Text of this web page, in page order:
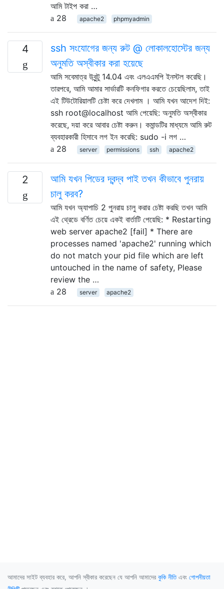
আমি টাইপ করা …
28
apache2 phpmyadmin
4
ssh সংযোগের জন্য রুট @ লোকালহোস্টের জন্য
অনুমতি অস্বীকার করা হয়েছে
আমি সবেমাত্র উবুন্টু 14.04 এবং এলএএমপি ইনস্টল করেছি।
তারপরে, আমি আমার সার্ভারটি কনফিগার করতে চেয়েছিলাম, তাই
এই টিউটোরিয়ালটি চেষ্টা করে দেখলাম । আমি যখন আদেশ দিই:
ssh root@localhost আমি পেয়েছি: অনুমতি অস্বীকার
করেছে, দয়া করে আবার চেষ্টা করুন। কমান্ডটির মাধ্যমে আমি রুট
ব্যবহারকারী হিসাবে লগ ইন করেছি: sudo -i লগ …
28
server permissions ssh apache2
2
আমি যখন পিডের দ্বন্দ্ব পাই তখন কীভাবে পুনরায়
চালু করব?
আমি যখন অ্যাপাচি 2 পুনরায় চালু করার চেষ্টা করছি তখন আমি
এই থ্রেডে বর্ণিত চেয়ে একই বার্তাটি পেয়েছি: * Restarting
web server apache2 [fail] * There are
processes named 'apache2' running which
do not match your pid file which are left
untouched in the name of safety, Please
review the …
28
server apache2
আমাদের সাইট ব্যবহার করে, আপনি স্বীকার করেছেন যে আপনি আমাদের কুকি নীতিএবং গোপনীয়তা